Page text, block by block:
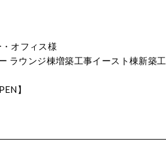
オフィス様
ラウンジ棟増築工事イースト棟新築工
】